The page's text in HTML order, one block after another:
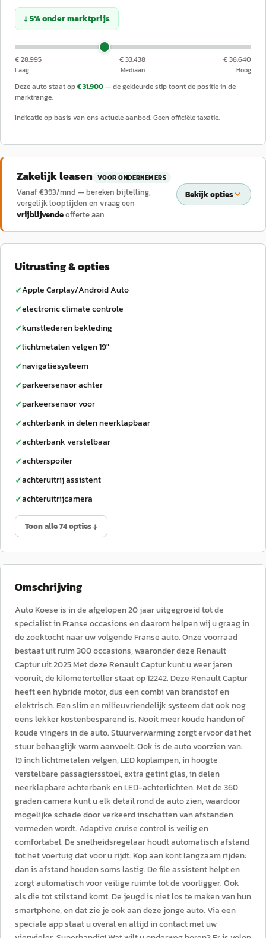
↓5%ondermarktprijs
€ 28.995
Laag
€ 33.438
Mediaan
€ 36.640
Hoog
Deze auto staat op€ 31.900— de gekleurde stip toont de positie in de
marktrange.
Indicatie op basis van ons actuele aanbod. Geen officiële taxatie.
Zakelijk leasen VOOR ONDERNEMERS
Vanaf €393/mnd — bereken bijtelling,
vergelijk looptijden en vraag een
vrijblijvendeofferte aan
Bekijk opties
Uitrusting & opties
✓Apple Carplay/Android Auto
✓electronic climate controle
✓kunstlederen bekleding
✓lichtmetalen velgen 19"
✓navigatiesysteem
✓parkeersensor achter
✓parkeersensor voor
✓achterbank in delen neerklapbaar
✓achterbank verstelbaar
✓achterspoiler
✓achteruitrij assistent
✓achteruitrijcamera
Toon alle 74 opties ↓
Omschrijving
Auto Koese is in de afgelopen 20 jaar uitgegroeid tot de
specialist in Franse occasions en daarom helpen wij u graag in
de zoektocht naar uw volgende Franse auto. Onze voorraad
bestaat uit ruim 300 occasions, waaronder deze Renault
Captur uit 2025.Met deze Renault Captur kunt u weer jaren
vooruit, de kilometerteller staat op 12242. Deze Renault Captur
heeft een hybride motor, dus een combi van brandstof en
elektrisch. Een slim en milieuvriendelijk systeem dat ook nog
eens lekker kostenbesparend is. Nooit meer koude handen of
koude vingers in de auto. Stuurverwarming zorgt ervoor dat het
stuur behaaglijk warm aanvoelt. Ook is de auto voorzien van:
19 inch lichtmetalen velgen, LED koplampen, in hoogte
verstelbare passagiersstoel, extra getint glas, in delen
neerklapbare achterbank en LED-achterlichten. Met de 360
graden camera kunt u elk detail rond de auto zien, waardoor
mogelijke schade door verkeerd inschatten van afstanden
vermeden wordt. Adaptive cruise control is veilig en
comfortabel. De snelheidsregelaar houdt automatisch afstand
tot het voertuig dat voor u rijdt. Kop aan kont langzaam rijden:
dan is afstand houden soms lastig. De file assistent helpt en
zorgt automatisch voor veilige ruimte tot de voorligger. Ook
als die tot stilstand komt. De jeugd is niet los te maken van hun
smartphone, en dat zie je ook aan deze jonge auto. Via een
speciale app staat u overal en altijd in contact met uw